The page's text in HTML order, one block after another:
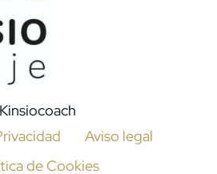
Kinsiocoach
Aviso legal
de Cookies